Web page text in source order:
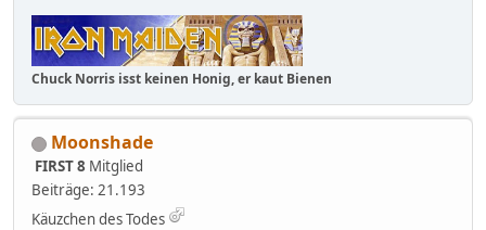
Chuck Norris isst keinen Honig, er kaut Bienen
Moonshade
FIRST 8 Mitglied
Beiträge: 21.193
Käuzchen des Todes